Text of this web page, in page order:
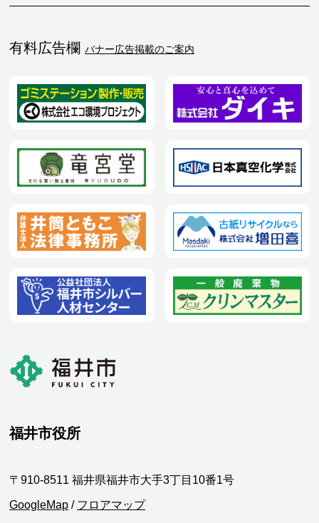
有料広告欄 バナー広告掲載のご案内
福井市役所
〒910-8511 福井県福井市大手3丁目10番1号
GoogleMap / フロアマップ